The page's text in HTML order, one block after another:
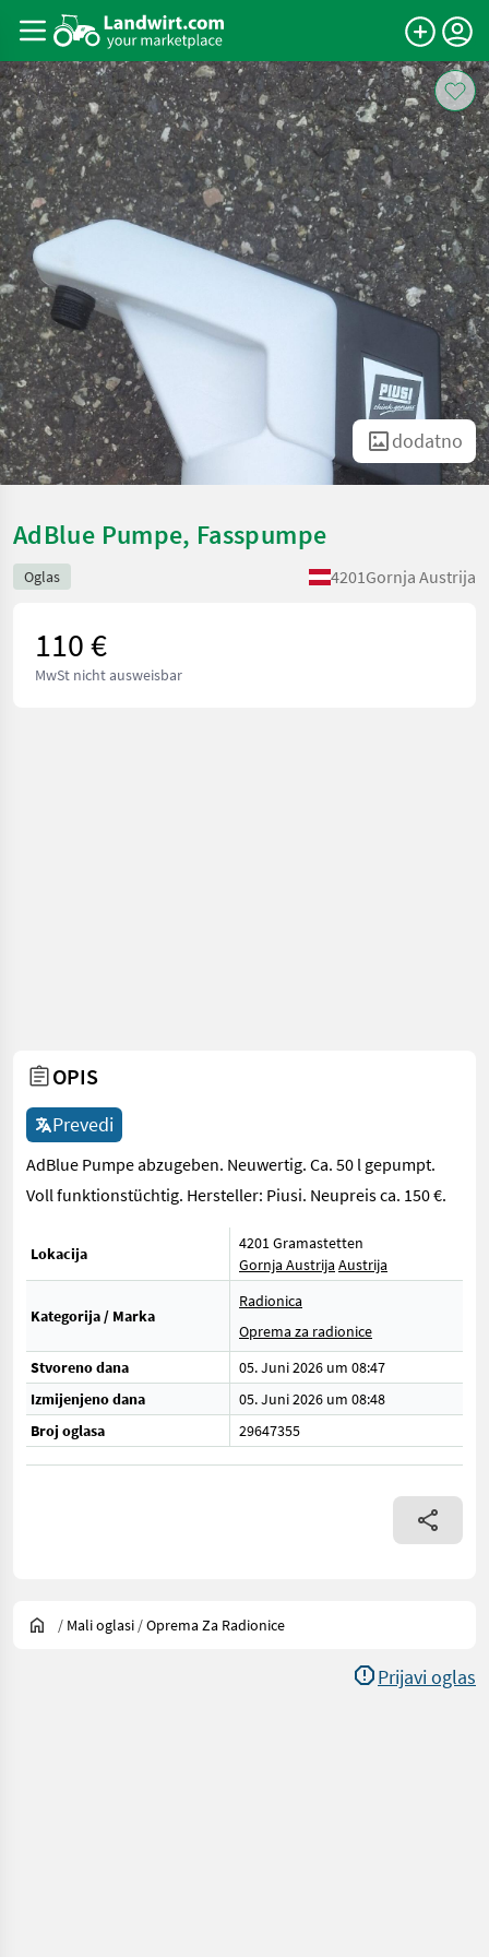
dodatno
AdBlue Pumpe, Fasspumpe
Oglas 4201Gornja Austrija
110 €
MwSt nicht ausweisbar
OPIS
Prevedi
AdBlue Pumpe abzugeben. Neuwertig. Ca. 50 l gepumpt.
Voll funktionstüchtig. Hersteller: Piusi. Neupreis ca. 150 €.
Lokacija
4201 Gramastetten
Gornja Austrija Austrija
Kategorija / Marka
Radionica
Oprema za radionice
Stvoreno dana
05. Juni 2026 um 08:47
Izmijenjeno dana
05. Juni 2026 um 08:48
Broj oglasa
29647355
/ Mali oglasi /Oprema Za Radionice
Prijavi oglas